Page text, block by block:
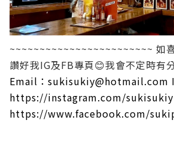
~~~~~~~~~~~~~~~~~~~~~~~~ 如
讚好我IG及FB專頁😊我會不定時有
Email：sukisukiy@hotmail.com
https://instagram.com/sukisukiy
https://www.facebook.com/